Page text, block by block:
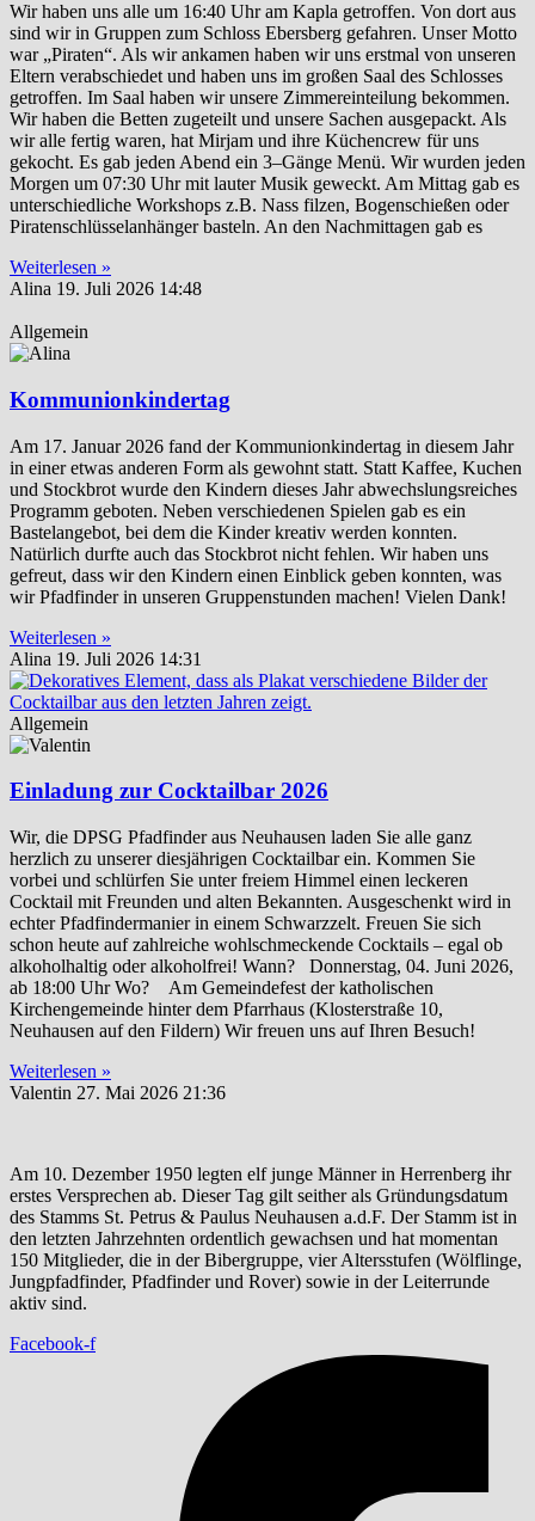
Wir haben uns alle um 16:40 Uhr am Kapla getroffen. Von dort aus
sind wir in Gruppen zum Schloss Ebersberg gefahren. Unser Motto
war „Piraten“. Als wir ankamen haben wir uns erstmal von unseren
Eltern verabschiedet und haben uns im großen Saal des Schlosses
getroffen. Im Saal haben wir unsere Zimmereinteilung bekommen.
Wir haben die Betten zugeteilt und unsere Sachen ausgepackt. Als
wir alle fertig waren, hat Mirjam und ihre Küchencrew für uns
gekocht. Es gab jeden Abend ein 3–Gänge Menü. Wir wurden jeden
Morgen um 07:30 Uhr mit lauter Musik geweckt. Am Mittag gab es
unterschiedliche Workshops z.B. Nass filzen, Bogenschießen oder
Piratenschlüsselanhänger basteln. An den Nachmittagen gab es
Weiterlesen »
Alina 19. Juli 2026 14:48
Allgemein
Kommunionkindertag
Am 17. Januar 2026 fand der Kommunionkindertag in diesem Jahr
in einer etwas anderen Form als gewohnt statt. Statt Kaffee, Kuchen
und Stockbrot wurde den Kindern dieses Jahr abwechslungsreiches
Programm geboten. Neben verschiedenen Spielen gab es ein
Bastelangebot, bei dem die Kinder kreativ werden konnten.
Natürlich durfte auch das Stockbrot nicht fehlen. Wir haben uns
gefreut, dass wir den Kindern einen Einblick geben konnten, was
wir Pfadfinder in unseren Gruppenstunden machen! Vielen Dank!
Weiterlesen »
Alina 19. Juli 2026 14:31
Allgemein
Einladung zur Cocktailbar 2026
Wir, die DPSG Pfadfinder aus Neuhausen laden Sie alle ganz
herzlich zu unserer diesjährigen Cocktailbar ein. Kommen Sie
vorbei und schlürfen Sie unter freiem Himmel einen leckeren
Cocktail mit Freunden und alten Bekannten. Ausgeschenkt wird in
echter Pfadfindermanier in einem Schwarzzelt. Freuen Sie sich
schon heute auf zahlreiche wohlschmeckende Cocktails – egal ob
alkoholhaltig oder alkoholfrei! Wann? Donnerstag, 04. Juni 2026,
ab 18:00 Uhr Wo? Am Gemeindefest der katholischen
Kirchengemeinde hinter dem Pfarrhaus (Klosterstraße 10,
Neuhausen auf den Fildern) Wir freuen uns auf Ihren Besuch!
Weiterlesen »
Valentin 27. Mai 2026 21:36
Am 10. Dezember 1950 legten elf junge Männer in Herrenberg ihr
erstes Versprechen ab. Dieser Tag gilt seither als Gründungsdatum
des Stamms St. Petrus & Paulus Neuhausen a.d.F. Der Stamm ist in
den letzten Jahrzehnten ordentlich gewachsen und hat momentan
150 Mitglieder, die in der Bibergruppe, vier Altersstufen (Wölflinge,
Jungpfadfinder, Pfadfinder und Rover) sowie in der Leiterrunde
aktiv sind.
Facebook-f